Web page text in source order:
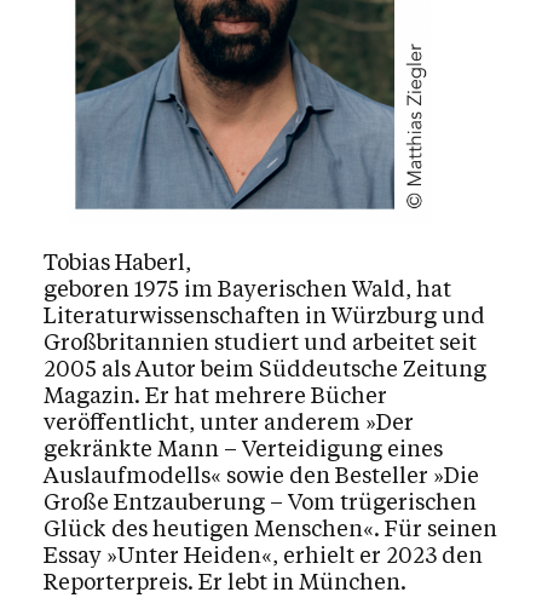
Tobias Haberl,
geboren 1975 im Bayerischen Wald, hat
Literaturwissenschaften in Würzburg und
Großbritannien studiert und arbeitet seit
2005 als Autor beim Süddeutsche Zeitung
Magazin. Er hat mehrere Bücher
veröffentlicht, unter anderem »Der
gekränkte Mann – Verteidigung eines
Auslaufmodells« sowie den Besteller »Die
Große Entzauberung – Vom trügerischen
Glück des heutigen Menschen«. Für seinen
Essay »Unter Heiden«, erhielt er 2023 den
Reporterpreis. Er lebt in München.